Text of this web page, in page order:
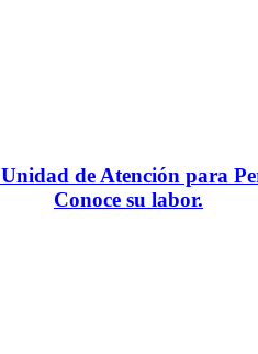
de Atención para
Conoce su labor.